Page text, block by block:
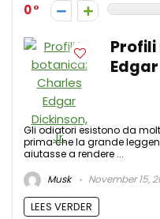
0
Gli odiatori esistono da
prima che la grande
aiutasse a rendere ...
Musk
November 15,
LEES VERDER